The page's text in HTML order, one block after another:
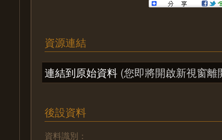
資源連結
連結到原始資料 (您即將開啟新視窗離
後設資料
資料識別：